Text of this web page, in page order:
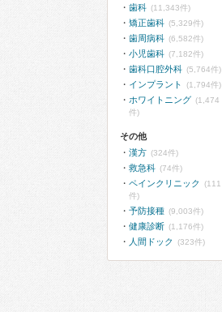
歯科 (11,343件)
矯正歯科 (5,329件)
歯周病科 (6,582件)
小児歯科 (7,182件)
歯科口腔外科 (5,764件)
インプラント (1,794件)
ホワイトニング (1,474
件)
その他
漢方 (324件)
救急科 (74件)
ペインクリニック
(111
件)
予防接種 (9,003件)
健康診断 (1,176件)
人間ドック (323件)